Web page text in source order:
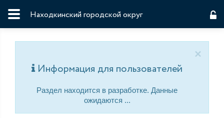
Находкинский городской округ
×
Информация для пользователей
Раздел находится в разработке. Данные
ожидаются ...